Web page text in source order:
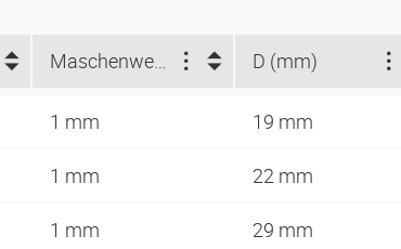
Maschenweite (mm) D (mm)
1 mm 19 mm
1 mm 22 mm
1 mm 29 mm